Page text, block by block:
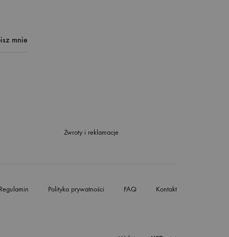
Zwroty i reklamacje
Regulamin Polityka prywatności FAQ Kontakt